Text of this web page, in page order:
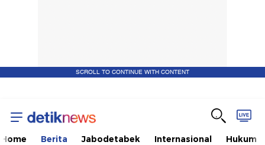
SCROLL TO CONTINUE WITH CONTENT
Home Berita Jabodetabek Internasional Hukum